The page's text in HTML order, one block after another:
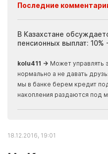
Последние
В Казахстане
пенсионных выплат:
kolu411 → Может управлять
нормально а не давать
мы в банке берем кредит
накопления раздаются под
18.12.2016, 19:01